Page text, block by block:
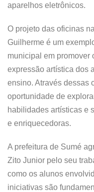
aparelhos eletrônicos.
O projeto das oficinas
Guilherme é um
municipal em promover
expressão artística dos
ensino. Através dessas
oportunidade de
habilidades artísticas e
e enriquecedoras.
A prefeitura de Sumé
Zito Junior pelo seu
como os alunos
iniciativas são